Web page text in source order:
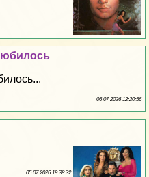
06 07 2026 12:20:56
05 07 2026 19:38:32